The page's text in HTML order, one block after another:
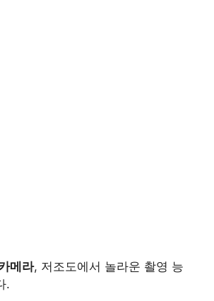
메라, 저조도에서 놀라운 촬영 능
.